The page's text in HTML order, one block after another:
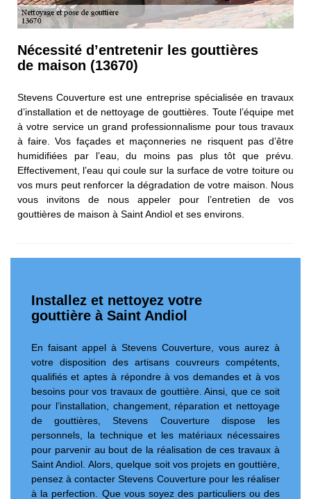
Nécessité d’entretenir les gouttières
de maison (13670)
Stevens Couverture est une entreprise spécialisée en travaux
d’installation et de nettoyage de gouttières. Toute l’équipe met
à votre service un grand professionnalisme pour tous travaux
à faire. Vos façades et maçonneries ne risquent pas d’être
humidifiées par l’eau, du moins pas plus tôt que prévu.
Effectivement, l’eau qui coule sur la surface de votre toiture ou
vos murs peut renforcer la dégradation de votre maison. Nous
vous invitons de nous appeler pour l’entretien de vos
gouttières de maison à Saint Andiol et ses environs.
Installez et nettoyez votre
gouttière à Saint Andiol
En faisant appel à Stevens Couverture, vous aurez à
votre disposition des artisans couvreurs compétents,
qualifiés et aptes à répondre à vos demandes et à vos
besoins pour vos travaux de gouttière. Ainsi, que ce soit
pour l’installation, changement, réparation et nettoyage
de gouttières, Stevens Couverture dispose les
personnels, la technique et les matériaux nécessaires
pour parvenir au bout de la réalisation de ces travaux à
Saint Andiol. Alors, quelque soit vos projets en gouttière,
pensez à contacter Stevens Couverture pour les réaliser
à la perfection. Que vous soyez des particuliers ou des